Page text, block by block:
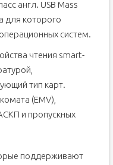
англ. USB Mass
для которого
систем.
чтения smart-
тип карт.
(EMV),
и пропускных
поддерживают